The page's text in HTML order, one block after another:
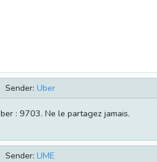
Sender: Uber
: 9703. Ne le partagez jamais.
Sender: LIME